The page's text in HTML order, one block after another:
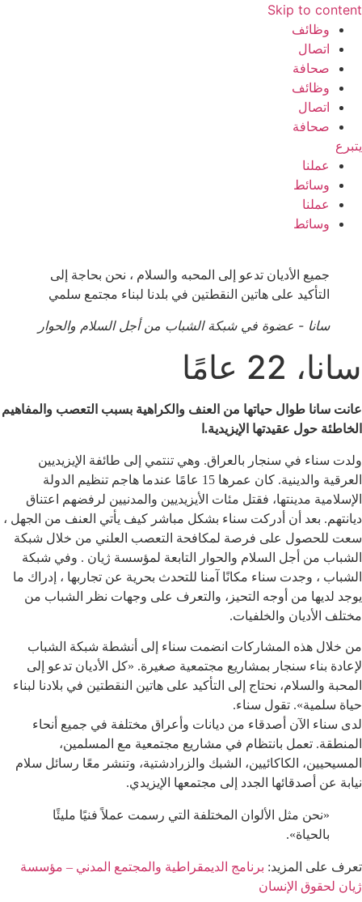
Skip to content
وظائف
اتصال
صحافة
وظائف
اتصال
صحافة
يتبرع
عملنا
وسائط
عملنا
وسائط
جميع الأديان تدعو إلى المحبه والسلام ، نحن بحاجة إلى
التأكيد على هاتين النقطتين في بلدنا لبناء مجتمع سلمي
سانا - عضوة في شبكة الشباب من أجل السلام والحوار
سانا، 22 عامًا
عانت سانا طوال حياتها من العنف والكراهية بسبب التعصب والمفاهيم
الخاطئة حول عقيدتها الإيزيدية.ا
ولدت سناء في سنجار بالعراق. وهي تنتمي إلى طائفة الإيزيديين
العرقية والدينية. كان عمرها 15 عامًا عندما هاجم تنظيم الدولة
الإسلامية مدينتها، فقتل مئات الأيزيديين والمدنيين لرفضهم اعتناق
ديانتهم. بعد أن أدركت سناء بشكل مباشر كيف يأتي العنف من الجهل ،
سعت للحصول على فرصة لمكافحة التعصب العلني من خلال شبكة
الشباب من أجل السلام والحوار التابعة لمؤسسة ژيان . وفي شبكة
الشباب ، وجدت سناء مكانًا آمنا للتحدث بحرية عن تجاربها ، إدراك ما
يوجد لديها من أوجه التحيز، والتعرف على وجهات نظر الشباب من
مختلف الأديان والخلفيات.
من خلال هذه المشاركات انضمت سناء إلى أنشطة شبكة الشباب
لإعادة بناء سنجار بمشاريع مجتمعية صغيرة. «كل الأديان تدعو إلى
المحبة والسلام، نحتاج إلى التأكيد على هاتين النقطتين في بلادنا لبناء
حياة سلمية». تقول سناء.
لدى سناء الآن أصدقاء من ديانات وأعراق مختلفة في جميع أنحاء
المنطقة. تعمل بانتظام في مشاريع مجتمعية مع المسلمين،
المسيحيين، الكاكائيين، الشبك والزرادشتية، وتنشر معًا رسائل سلام
نيابة عن أصدقائها الجدد إلى مجتمعها الإيزيدي.
«نحن مثل الألوان المختلفة التي رسمت عملاً فنيًا مليئًا
بالحياة».
تعرف على المزيد: برنامج الديمقراطية والمجتمع المدني – مؤسسة
ژيان لحقوق الإنسان